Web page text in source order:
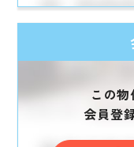
この
会員登